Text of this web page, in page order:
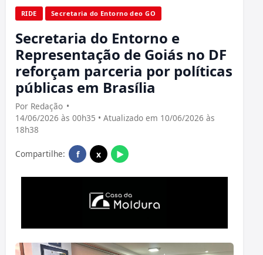
RIDE Secretaria do Entorno deo GO
Secretaria do Entorno e
Representação de Goiás no DF
reforçam parceria por políticas
públicas em Brasília
Por Redação •
14/06/2026 às 00h35 • Atualizado em 10/06/2026 às
18h38
Compartilhe: f x ▶